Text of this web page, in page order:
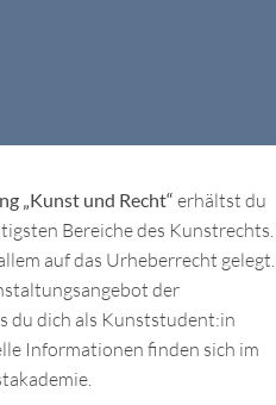
„Kunst und Recht“ erhältst du
Bereiche des Kunstrechts.
auf das Urheberrecht gelegt.
der
du dich als Kunststudent:in
Informationen finden sich im